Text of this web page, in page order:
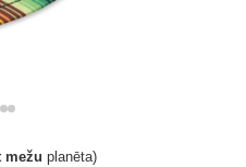
mežu planēta)